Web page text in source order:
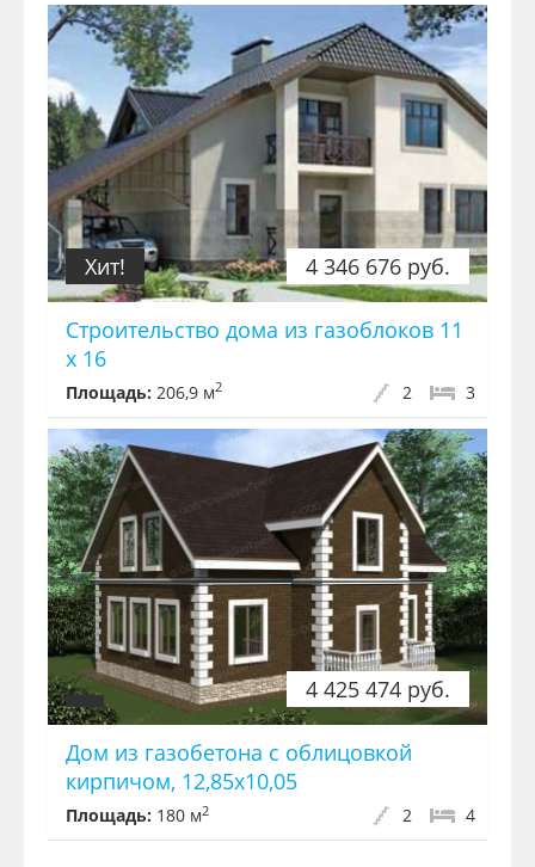
4 346 676 руб.
Хит!
Строительство дома из газоблоков 11
х 16
Площадь: 206,9 м2 3
2
4 425 474 руб.
Дом из газобетона с облицовкой
кирпичом, 12,85x10,05
Площадь: 180 м2 4
2